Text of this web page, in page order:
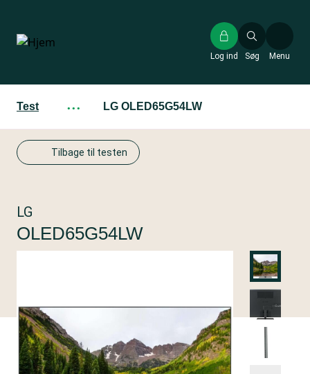
hovedindhold
Søg
Log ind Menu
Test ··· LG OLED65G54LW
Tilbage til testen
LG
OLED65G54LW